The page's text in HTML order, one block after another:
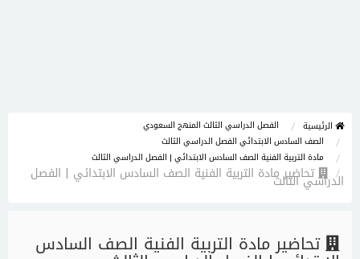
الرئيسية
الفصل الدراسي الثالث المنهج السعودي
الصف السادس الابتدائي الفصل الدراسي الثالث
مادة التربية الفنية الصف السادس الابتدائي | الفصل الدراسي الثالث
تحاضير مادة التربية الفنية الصف السادس الابتدائي | الفصل
الدراسي الثالث
تحاضير مادة التربية الفنية الصف السادس